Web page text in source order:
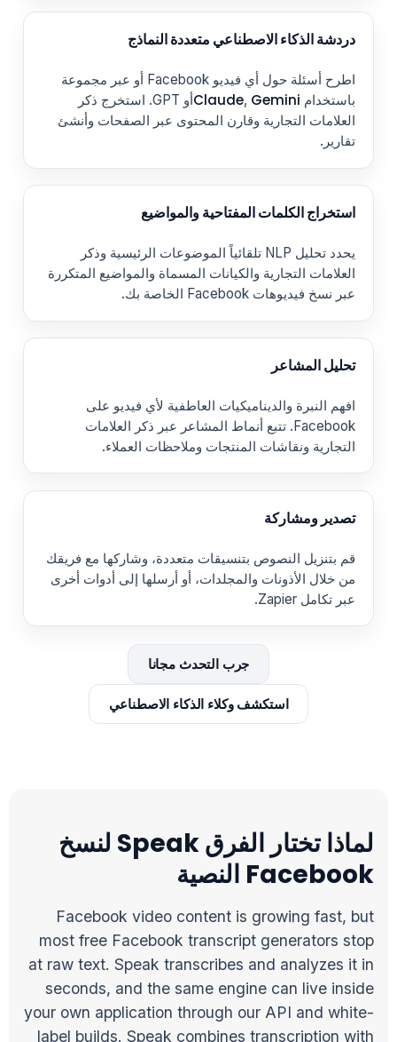
دردشة الذكاء الاصطناعي متعددة النماذج
اطرح أسئلة حول أي فيديو Facebook أو عبر مجموعة
باستخدام
Claude, Gemini
أو GPT. استخرج ذكر
العلامات التجارية وقارن المحتوى عبر الصفحات وأنشئ
تقارير.
استخراج الكلمات المفتاحية والمواضيع
يحدد تحليل NLP تلقائياً الموضوعات الرئيسية وذكر
العلامات التجارية والكيانات المسماة والمواضيع المتكررة
عبر نسخ فيديوهات Facebook الخاصة بك.
تحليل المشاعر
افهم النبرة والديناميكيات العاطفية لأي فيديو على
Facebook. تتبع أنماط المشاعر عبر ذكر العلامات
التجارية ونقاشات المنتجات وملاحظات العملاء.
تصدير ومشاركة
قم بتنزيل النصوص بتنسيقات متعددة، وشاركها مع فريقك
من خلال الأذونات والمجلدات، أو أرسلها إلى أدوات أخرى
عبر تكامل Zapier.
جرب التحدث مجانا
استكشف وكلاء الذكاء الاصطناعي
لماذا تختار الفرق Speak لنسخ
Facebook النصية
Facebook video content is growing fast, but
most free Facebook transcript generators stop
at raw text. Speak transcribes and analyzes it in
seconds, and the same engine can live inside
your own application through our API and white-
label builds. Speak combines transcription with